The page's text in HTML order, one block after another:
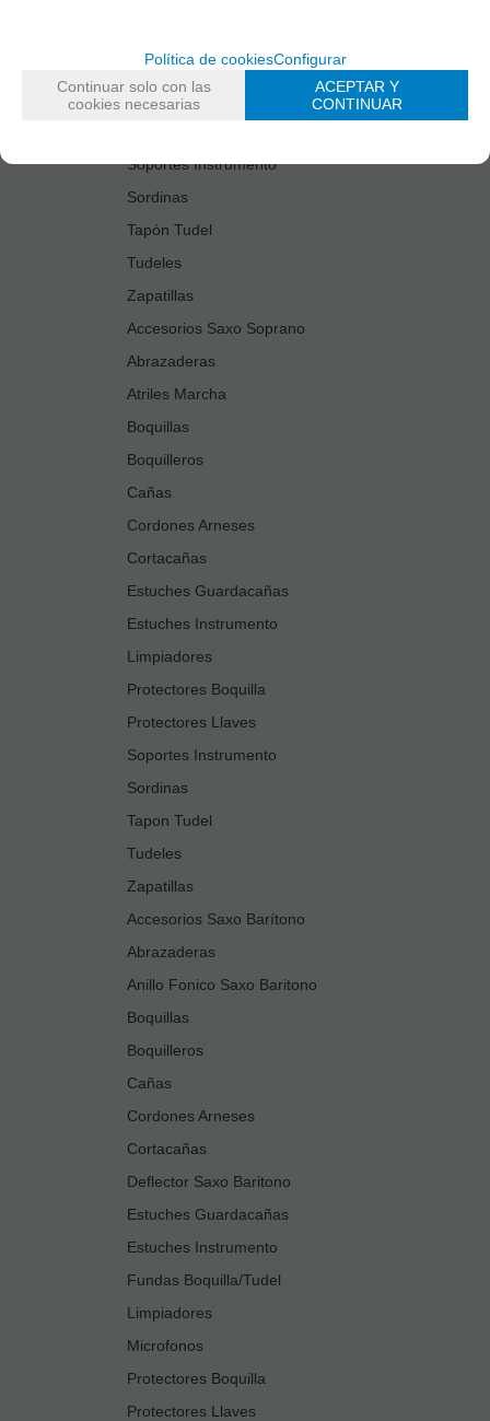
Limpiadores
Protectores Boquilla
Soportes Instrumento
Sordinas
Tapón Tudel
Tudeles
Zapatillas
Accesorios Saxo Soprano
Abrazaderas
Atriles Marcha
Boquillas
Boquilleros
Cañas
Cordones Arneses
Cortacañas
Estuches Guardacañas
Estuches Instrumento
Limpiadores
Protectores Boquilla
Protectores Llaves
Soportes Instrumento
Sordinas
Tapon Tudel
Tudeles
Zapatillas
Accesorios Saxo Barítono
Abrazaderas
Anillo Fonico Saxo Baritono
Boquillas
Boquilleros
Cañas
Cordones Arneses
Cortacañas
Deflector Saxo Baritono
Estuches Guardacañas
Estuches Instrumento
Fundas Boquilla/Tudel
Limpiadores
Microfonos
Protectores Boquilla
Protectores Llaves
Política de cookiesConfigurar
Continuar solo con las
cookies necesarias
ACEPTAR Y
CONTINUAR